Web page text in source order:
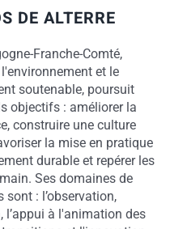
DE ALTERRE
Franche-Comté,
et le
soutenable, poursuit
objectifs : améliorer la
construire une culture
la mise en pratique
durable et repérer les
Ses domaines de
sont : l’observation,
l’appui à l'animation des